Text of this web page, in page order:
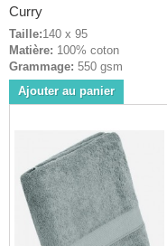
Curry
Taille:140 x 95
Matière: 100% coton
Grammage: 550 gsm
Ajouter au panier